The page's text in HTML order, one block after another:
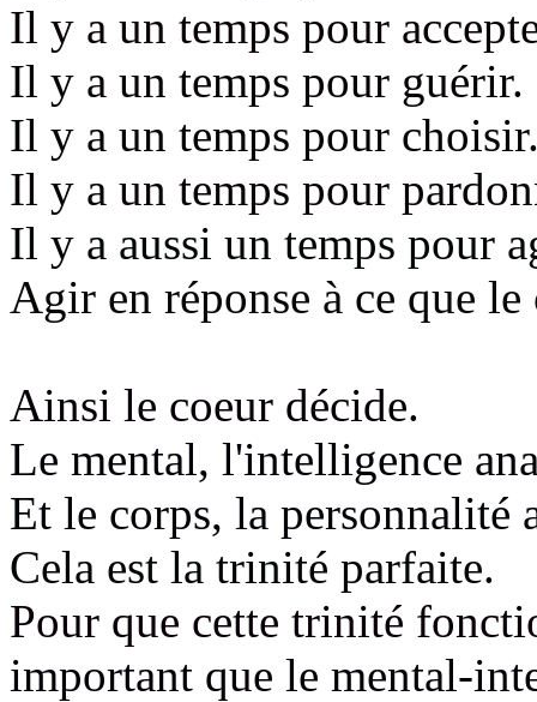
Il y a un temps pour
Il y a un temps pour guérir.
Il y a un temps pour
Il y a un temps pour
Il y a aussi un temps pour
Agir en réponse à ce que le
Ainsi le coeur décide.
Le mental, l'intelligence
Et le corps, la personnalité
Cela est la trinité parfaite.
Pour que cette trinité
important que le mental-